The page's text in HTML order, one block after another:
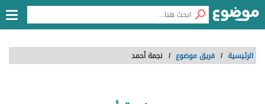
الرئيسية / فريق موضوع / نجمة أحمد